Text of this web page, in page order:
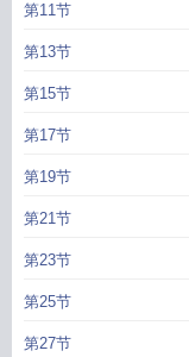
第11节
第13节
第15节
第17节
第19节
第21节
第23节
第25节
第27节